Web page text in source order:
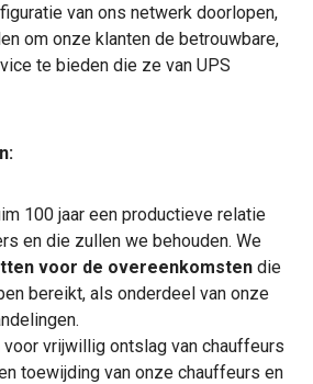
van ons netwerk doorlopen,
om onze klanten de betrouwbare,
te bieden die ze van UPS
100 jaar een productieve relatie
en die zullen we behouden. We
voor de overeenkomsten die
bereikt, als onderdeel van onze
voor vrijwillig ontslag van chauffeurs
toewijding van onze chauffeurs en